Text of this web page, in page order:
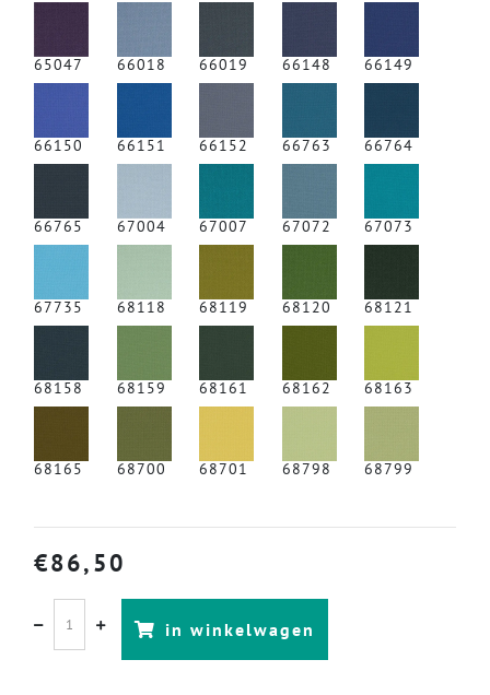
65047 66018 66019 66148 66149
66150 66151 66152 66763 66764
66765 67004 67007 67072 67073
67735 68118 68119 68120 68121
68158 68159 68161 68162 68163
68165 68700 68701 68798 68799
€86,50
in winkelwagen